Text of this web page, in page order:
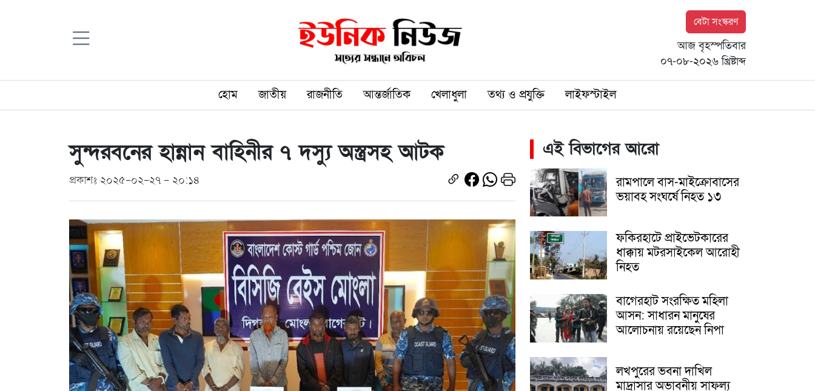
বেটা সংস্করণ
আজ বৃহস্পতিবার
০৭-০৮-২০২৬ খ্রিষ্টাব্দ
হোম জাতীয় রাজনীতি আন্তর্জাতিক খেলাধুলা তথ্য ও প্রযুক্তি লাইফস্টাইল
সুন্দরবনের হান্নান বাহিনীর ৭ দস্যু অস্ত্রসহ আটক
প্রকাশঃ ২০২৫-০২-২৭ - ২০:১৪
এই বিভাগের আরো
রামপালে বাস-মাইক্রোবাসের
ভয়াবহ সংঘর্ষে নিহত ১৩
ফকিরহাটে প্রাইভেটকারের
ধাক্কায় মটরসাইকেল আরোহী
নিহত
বাগেরহাট সংরক্ষিত মহিলা
আসন: সাধারন মানুষের
আলোচনায় রয়েছেন নিপা
লখপুরের ভবনা দাখিল
মাদ্রাসার অভাবনীয় সাফল্য